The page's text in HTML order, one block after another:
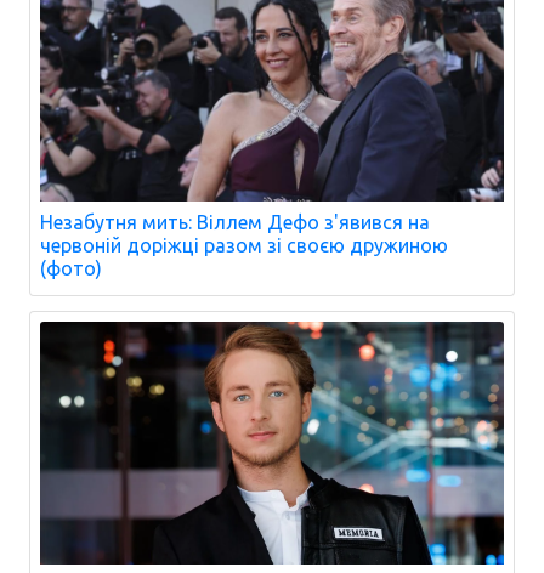
Незабутня мить: Віллем Дефо з'явився на
червоній доріжці разом зі своєю дружиною
(фото)